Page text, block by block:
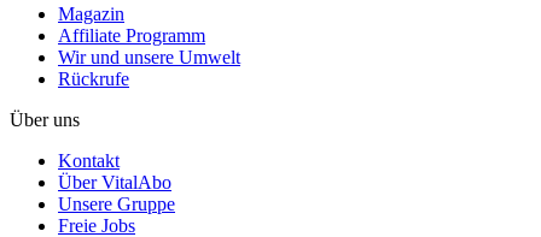
Magazin
Affiliate Programm
Wir und unsere Umwelt
Rückrufe
Über uns
Kontakt
Über VitalAbo
Unsere Gruppe
Freie Jobs